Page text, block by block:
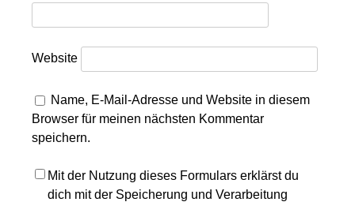
Website
Name, E-Mail-Adresse und Website in diesem
Browser für meinen nächsten Kommentar
speichern.
Mit der Nutzung dieses Formulars erklärst du
dich mit der Speicherung und Verarbeitung